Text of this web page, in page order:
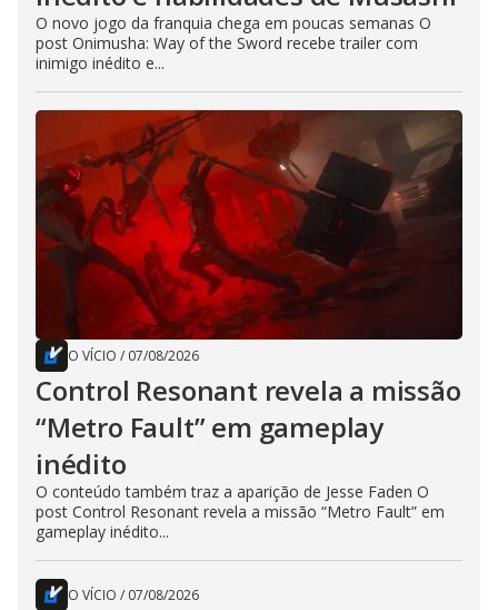
O novo jogo da franquia chega em poucas semanas O
post Onimusha: Way of the Sword recebe trailer com
inimigo inédito e...
O VÍCIO / 07/08/2026
Control Resonant revela a missão
“Metro Fault” em gameplay
inédito
O conteúdo também traz a aparição de Jesse Faden O
post Control Resonant revela a missão “Metro Fault” em
gameplay inédito...
O VÍCIO / 07/08/2026